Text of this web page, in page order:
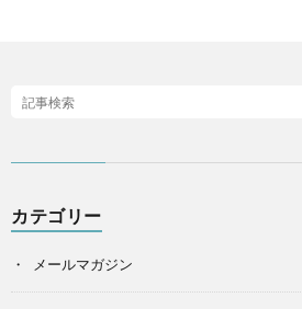
カテゴリー
メールマガジン